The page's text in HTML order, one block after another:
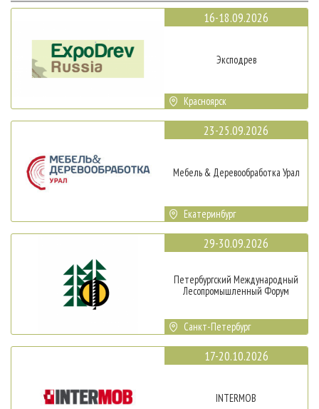
16-18.09.2026
Эксподрев
Красноярск
23-25.09.2026
Мебель & Деревообработка Урал
Екатеринбург
29-30.09.2026
Петербургский Международный
Лесопромышленный Форум
Санкт-Петербург
17-20.10.2026
INTERMOB